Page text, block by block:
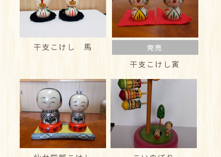
干支こけし 馬 完売
干支こけし寅